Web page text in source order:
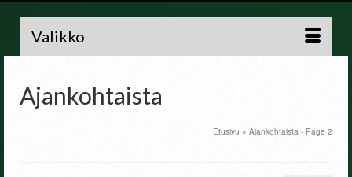
Valikko
Ajankohtaista
Etusivu » Ajankohtaista - Page 2